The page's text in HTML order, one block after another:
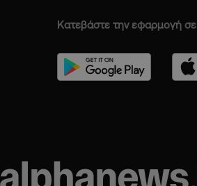
Κατεβάστε την εφαρμογή